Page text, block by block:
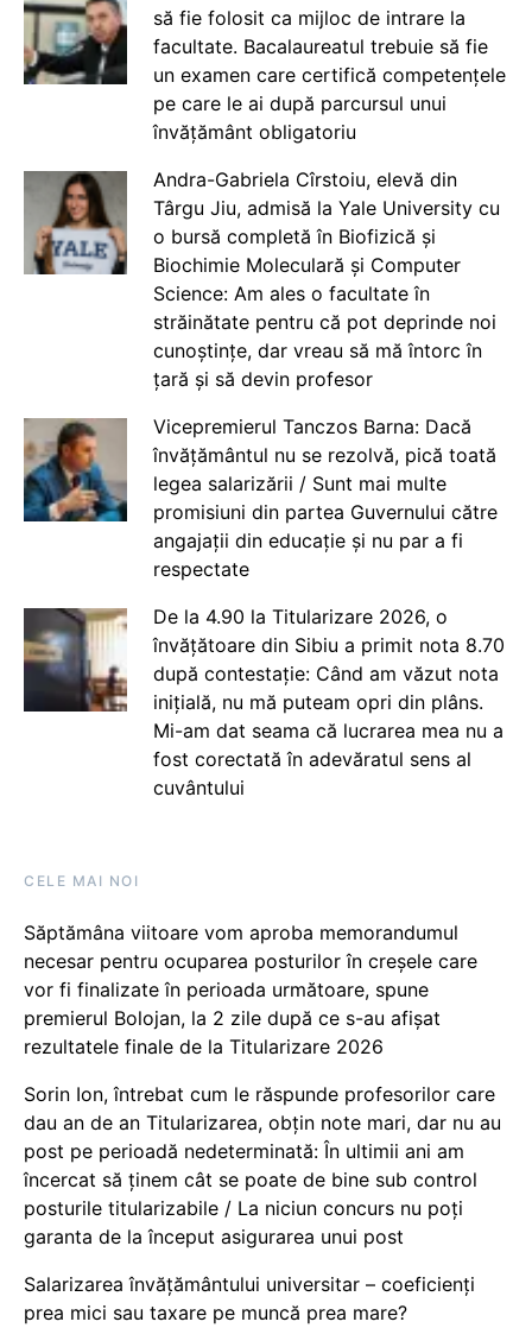
să fie folosit ca mijloc de intrare la
facultate. Bacalaureatul trebuie să fie
un examen care certifică competențele
pe care le ai după parcursul unui
învățământ obligatoriu
Andra-Gabriela Cîrstoiu, elevă din
Târgu Jiu, admisă la Yale University cu
o bursă completă în Biofizică și
Biochimie Moleculară și Computer
Science: Am ales o facultate în
străinătate pentru că pot deprinde noi
cunoștințe, dar vreau să mă întorc în
țară și să devin profesor
Vicepremierul Tanczos Barna: Dacă
învățământul nu se rezolvă, pică toată
legea salarizării / Sunt mai multe
promisiuni din partea Guvernului către
angajații din educație și nu par a fi
respectate
De la 4.90 la Titularizare 2026, o
învățătoare din Sibiu a primit nota 8.70
după contestație: Când am văzut nota
inițială, nu mă puteam opri din plâns.
Mi-am dat seama că lucrarea mea nu a
fost corectată în adevăratul sens al
cuvântului
CELE MAI NOI
Săptămâna viitoare vom aproba memorandumul
necesar pentru ocuparea posturilor în creșele care
vor fi finalizate în perioada următoare, spune
premierul Bolojan, la 2 zile după ce s-au afișat
rezultatele finale de la Titularizare 2026
Sorin Ion, întrebat cum le răspunde profesorilor care
dau an de an Titularizarea, obțin note mari, dar nu au
post pe perioadă nedeterminată: În ultimii ani am
încercat să ținem cât se poate de bine sub control
posturile titularizabile / La niciun concurs nu poți
garanta de la început asigurarea unui post
Salarizarea învățământului universitar – coeficienți
prea mici sau taxare pe muncă prea mare?